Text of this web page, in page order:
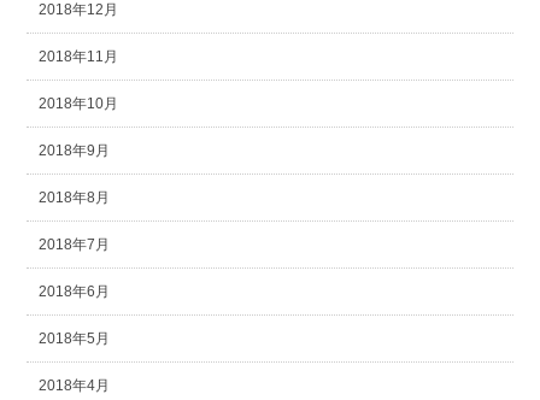
2018年12月
2018年11月
2018年10月
2018年9月
2018年8月
2018年7月
2018年6月
2018年5月
2018年4月